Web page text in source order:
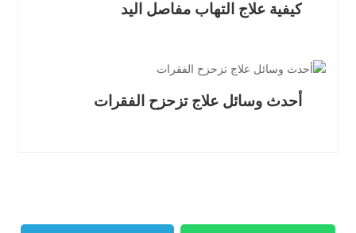
كيفية علاج التهاب مفاصل اليد
أحدث وسائل علاج تزحزح الفقرات